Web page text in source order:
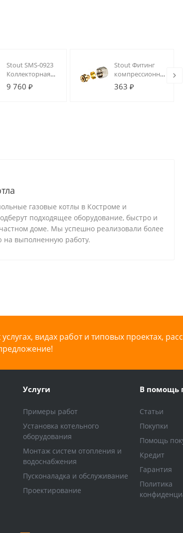
Stout SMS-0923
Коллекторная
группа 05 вых.
из
9 760 ₽
Stout Фитинг
компрессионный
для труб Pex 16 х
2.0 х 3/4"EK
363 ₽
газовые котлы в Костроме и
подходящее оборудование, быстро и
доме. Мы успешно реализовали более
на выполненную работу.
видах работ и типовых проектах,
Услуги
Примеры работ
Установка котельного
оборудования
Монтаж систем отопления и
водоснабжения
Пусконаладка и обслуживание
Проектирование
В помощь
Статьи
Покупки
Помощь
Кредит
Гарантия
Политика